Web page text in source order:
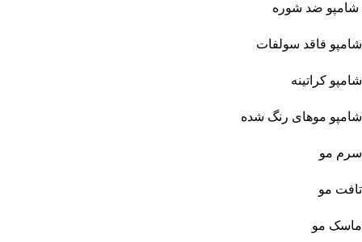
شامپو ضد شوره
شامپو فاقد سولفات
شامپو کراتینه
شامپو موهای رنگ شده
سرم مو
تافت مو
ماسک مو